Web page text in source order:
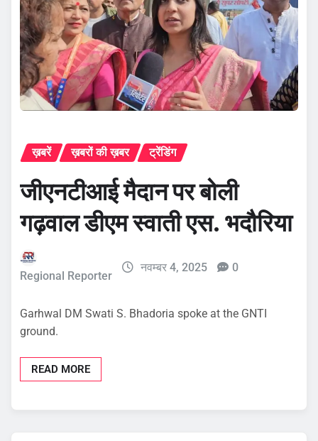
ख़बरें ख़बरों की ख़बर ट्रेंडिंग
जीएनटीआई मैदान पर बोली
गढ़वाल डीएम स्वाती एस. भदौरिया
Regional Reporter
नवम्बर 4, 2025 0
Garhwal DM Swati S. Bhadoria spoke at the GNTI
ground.
READ MORE